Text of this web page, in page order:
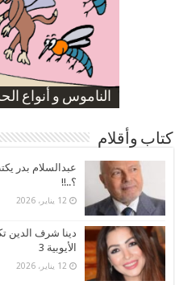
الناموس و أنواع
الموظفين بعد
ارتفاع نسبة
صورة كاركاتيرية
صورة كاركاتيرية
كتاب وأقلام
عبدالسلام بدر
؟..!!
12 يناير، 2026
دينا شرف الدين
الأيوبية 3
12 يناير، 2026